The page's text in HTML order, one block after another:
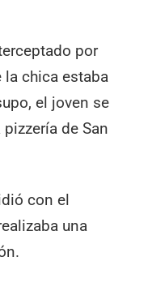
por
chica estaba
el joven se
de San
con el
una